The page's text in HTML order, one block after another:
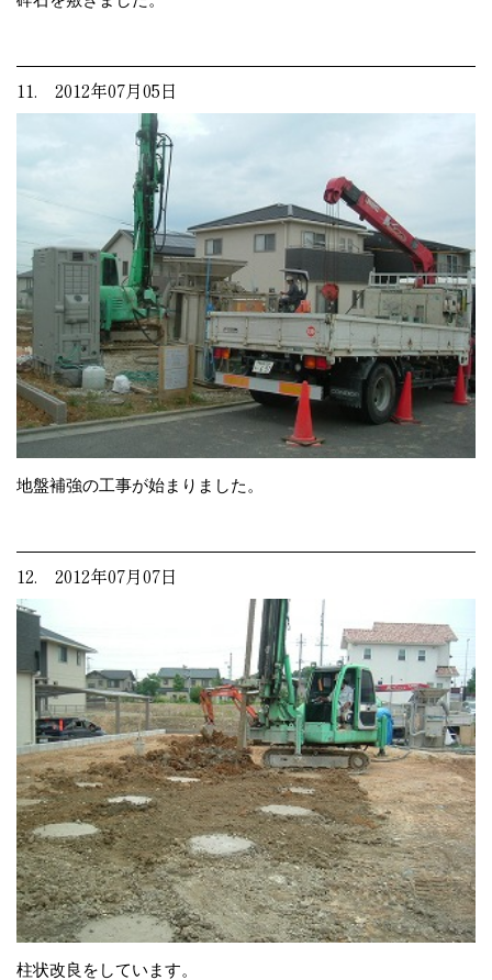
11. 2012年07月05日
地盤補強の工事が始まりました。
12. 2012年07月07日
柱状改良をしています。